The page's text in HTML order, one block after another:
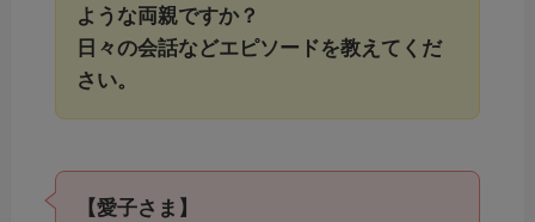
ような両親ですか？
日々の会話などエピソードを教えてくだ
さい。
【愛子さま】